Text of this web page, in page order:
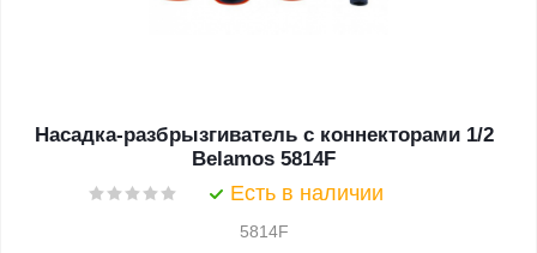
Насадка-разбрызгиватель с коннекторами 1/2
Belamos 5814F
Есть в наличии
5814F